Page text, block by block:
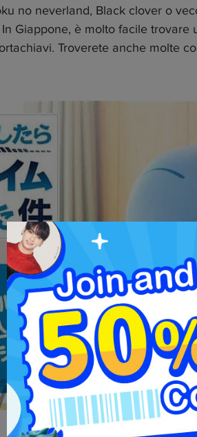
no neverland, Black clover o
Giappone, è molto facile
Troverete anche molte